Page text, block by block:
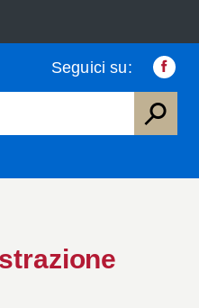
Seguici su: